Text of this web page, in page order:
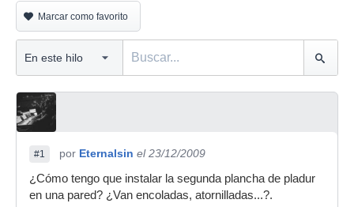
Marcar como favorito
#1 por Eternalsin el 23/12/2009
¿Cómo tengo que instalar la segunda plancha de pladur
en una pared? ¿Van encoladas, atornilladas...?.